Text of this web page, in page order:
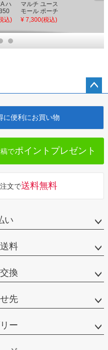
ハ
ク
アル
込)
マルチ ユース
モール ポーチ
スラッシンサ
(THRASHIN
¥ 7,300(税込)
(THRASHIN
へ
に便利にお買い物
でポイントプレゼント
文で送料無料
い
料
換
先
ー